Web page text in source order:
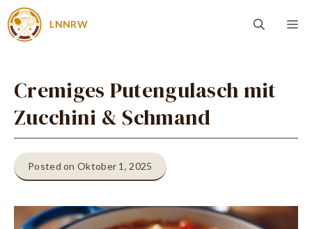
Zum
Inhalt
LNNRW
Cremiges Putengulasch mit
Zucchini & Schmand
Posted on Oktober 1, 2025